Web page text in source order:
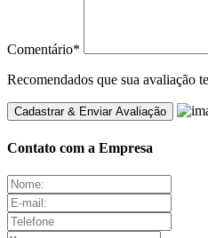
Comentário*
Recomendados que sua avaliação
Contato com a Empresa